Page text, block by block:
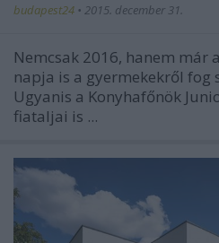
budapest24 • 2015. december 31.
Nemcsak 2016, hanem már
napja is a gyermekekről fog
Ugyanis a Konyhafőnök
fiataljai is ...